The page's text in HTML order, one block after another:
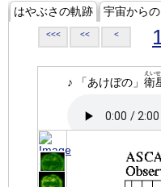
はやぶさの軌跡 宇宙から
<<< << <
♪ 「あけぼの」 衛
えい